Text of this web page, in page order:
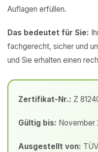
Auflagen erfüllen.
Das bedeutet für Sie:
fachgerecht, sicher und
und Sie erhalten einen
Zertifikat-Nr.: Z
Gültig bis: November
Ausgestellt von: